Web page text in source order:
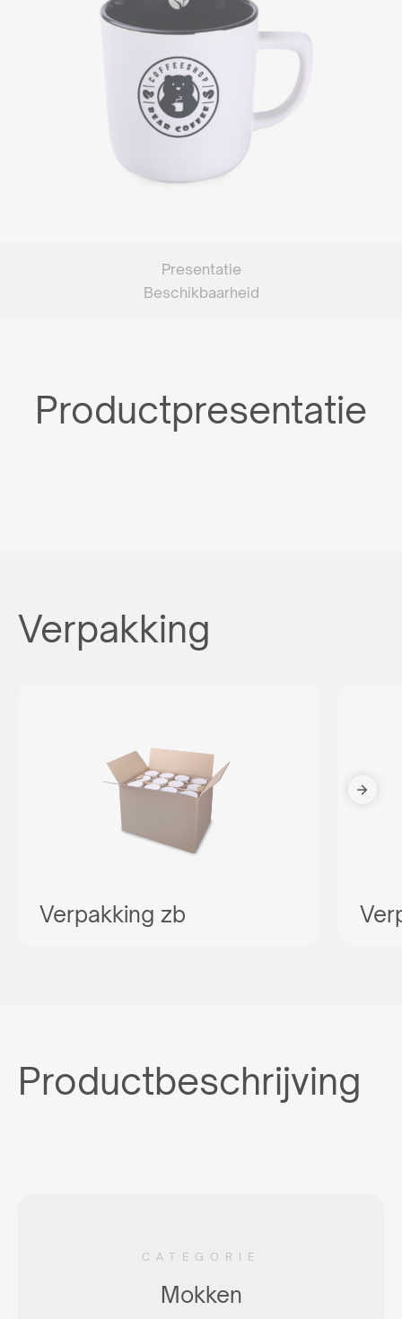
Presentatie
Beschikbaarheid
Productpresentatie
Verpakking
Verpakking zb
Productbeschrijving
CATEGORIE
Mokken